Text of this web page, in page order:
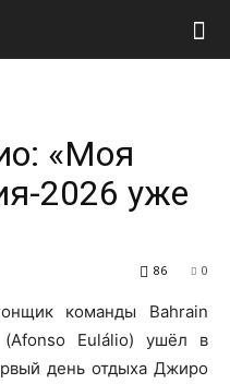
«Моя
2026 уже
0
86
команды Bahrain
Eulálio) ушёл в
день отдыха Джиро